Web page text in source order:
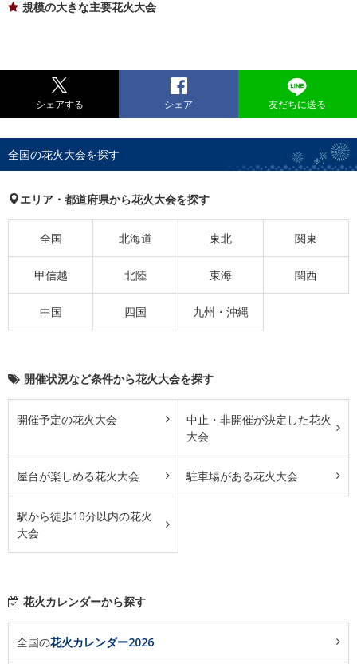
規模の大きな主要花火大会
シェアする シェア 友だちに送る
全国の花火大会を探す
エリア・都道府県から花火大会を探す
全国 北海道 東北 関東
甲信越 北陸 東海 関西
中国 四国 九州・沖縄
開催状況など条件から花火大会を探す
開催予定の花火大会
中止・非開催が決定した花火
大会
屋台が楽しめる花火大会 駐車場がある花火大会
駅から徒歩10分以内の花火
大会
花火カレンダーから探す
全国の花火カレンダー2026